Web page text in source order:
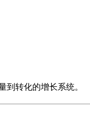
转化的增长系统。